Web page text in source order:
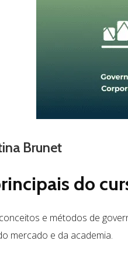
Brunet
do
e métodos de
mercado e da academia.